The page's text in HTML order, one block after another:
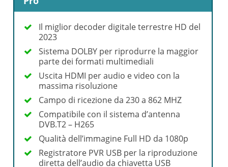
Il miglior decoder digitale terrestre HD del
2023
Sistema DOLBY per riprodurre la maggior
parte dei formati multimediali
Uscita HDMI per audio e video con la
massima risoluzione
Campo di ricezione da 230 a 862 MHZ
Compatibile con il sistema d’antenna
DVB.T2 – H265
Qualità dell’immagine Full HD da 1080p
Registratore PVR USB per la riproduzione
diretta dell’audio da chiavetta USB